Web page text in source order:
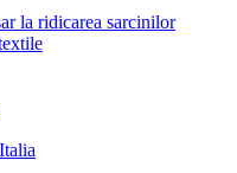
la ridicarea sarcinilor